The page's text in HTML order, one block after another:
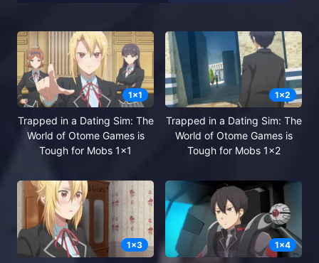
1x1
Trapped in a Dating Sim: The
World of Otome Games is
Tough for Mobs 1x1
1x2
Trapped in a Dating Sim: The
World of Otome Games is
Tough for Mobs 1x2
1x3 1x4